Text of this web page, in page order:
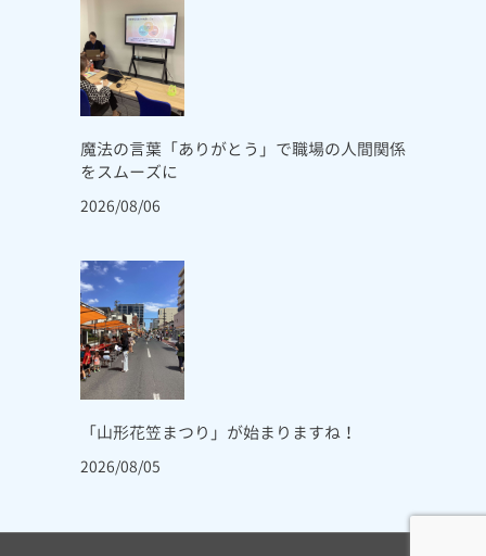
魔法の言葉「ありがとう」で職場の人間関係
をスムーズに
2026/08/06
「山形花笠まつり」が始まりますね！
2026/08/05